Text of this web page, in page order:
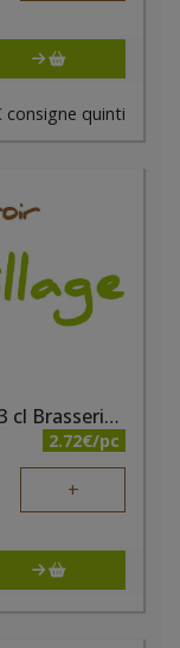
consigne quinti
Sunlight des tropiques canette 33 cl Brasserie du Borinage
2.72€/pc
+